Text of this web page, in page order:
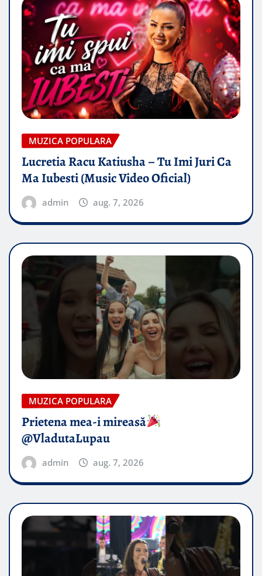
MUZICA POPULARA
Lucretia Racu Katiusha – Tu Imi Juri Ca
Ma Iubesti (Music Video Oficial)
admin aug. 7, 2026
MUZICA POPULARA
Prietena mea-i mireasă​
@VladutaLupau
admin aug. 7, 2026